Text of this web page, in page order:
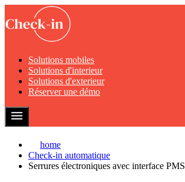
Solutions mobiles
Solutions d'interieur
Solutions d'exterieur
Réserver une démo
home
Check-in automatique
Serrures électroniques avec interface PMS